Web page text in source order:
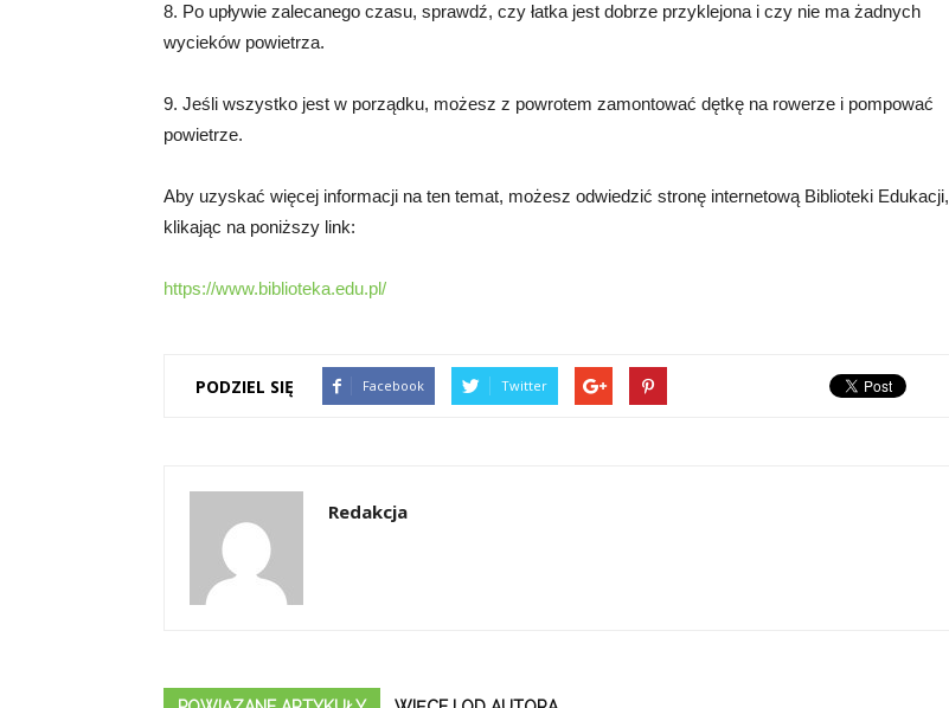
8. Po upływie zalecanego czasu, sprawdź, czy łatka jest dobrze przyklejona i czy nie ma żadnych
wycieków powietrza.
9. Jeśli wszystko jest w porządku, możesz z powrotem zamontować dętkę na rowerze i pompować
powietrze.
Aby uzyskać więcej informacji na ten temat, możesz odwiedzić stronę internetową Biblioteki Edukacji,
klikając na poniższy link:
https://www.biblioteka.edu.pl/
PODZIEL SIĘ Facebook Twitter
Redakcja